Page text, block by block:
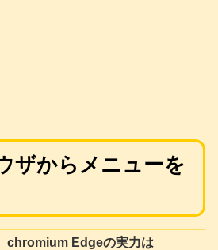
ザからメニューを
chromium Edgeの実力は